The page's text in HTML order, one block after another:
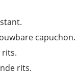
capuchon.
rits.
rits.